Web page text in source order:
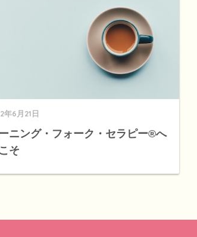
年6月21日
ニング・フォーク・セラピー®へ
そ